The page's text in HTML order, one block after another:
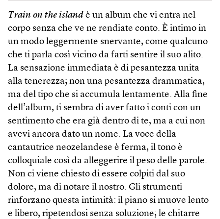
Train on the island è un album che vi entra nel
corpo senza che ve ne rendiate conto. È intimo in
un modo leggermente snervante, come qualcuno
che ti parla così vicino da farti sentire il suo alito.
La sensazione immediata è di pesantezza unita
alla tenerezza; non una pesantezza drammatica,
ma del tipo che si accumula lentamente. Alla fine
dell’album, ti sembra di aver fatto i conti con un
sentimento che era già dentro di te, ma a cui non
avevi ancora dato un nome. La voce della
cantautrice neozelandese è ferma, il tono è
colloquiale così da alleggerire il peso delle parole.
Non ci viene chiesto di essere colpiti dal suo
dolore, ma di notare il nostro. Gli strumenti
rinforzano questa intimità: il piano si muove lento
e libero, ripetendosi senza soluzione; le chitarre